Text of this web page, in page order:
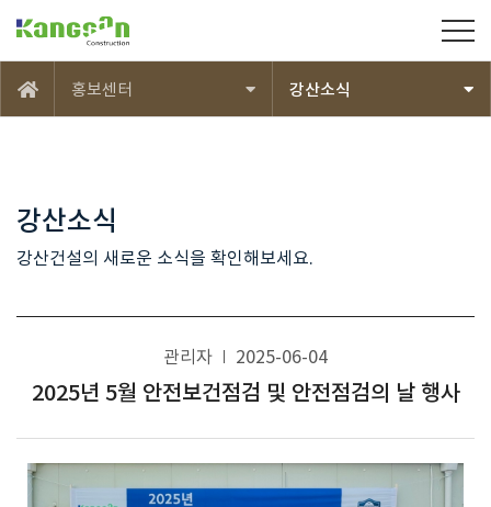
메인 홍보센터 강산소식
강산소식
강산건설의 새로운 소식을 확인해보세요.
관리자 2025-06-04
2025년 5월 안전보건점검 및 안전점검의 날 행사